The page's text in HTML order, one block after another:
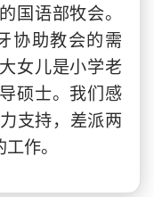
国语部牧会。
协助教会的需
女儿是小学老
硕士。我们感
支持，差派两
作。